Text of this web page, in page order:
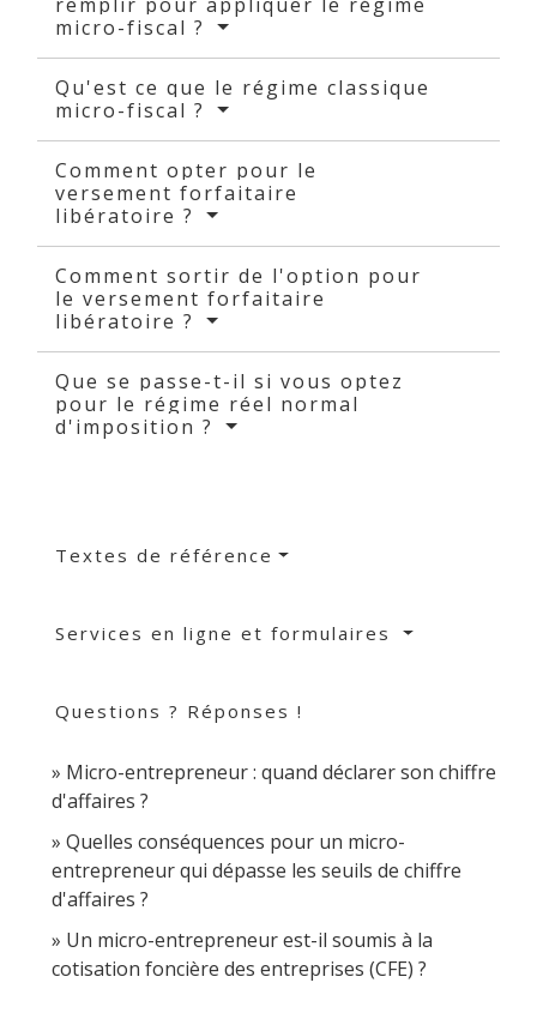
micro-fiscal ?
Qu'est ce que le régime classique
micro-fiscal ?
Comment opter pour le
versement forfaitaire
libératoire ?
Comment sortir de l'option pour
le versement forfaitaire
libératoire ?
Que se passe-t-il si vous optez
pour le régime réel normal
d'imposition ?
Textes de référence
Services en ligne et formulaires
Questions ? Réponses !
Micro-entrepreneur : quand déclarer son chiffre
d'affaires ?
Quelles conséquences pour un micro-
entrepreneur qui dépasse les seuils de chiffre
d'affaires ?
Un micro-entrepreneur est-il soumis à la
cotisation foncière des entreprises (CFE) ?